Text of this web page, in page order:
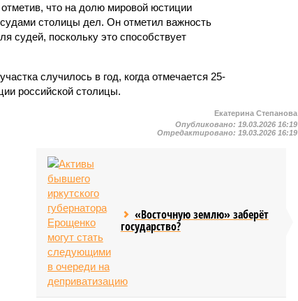
что на долю мировой юстиции
столицы дел. Он отметил важность
судей, поскольку это способствует
случилось в год, когда отмечается 25-
российской столицы.
Екатерина Степанова
Опубликовано: 19.03.2026 16:19
Отредактировано: 19.03.2026 16:19
«Восточную землю» заберёт
государство?